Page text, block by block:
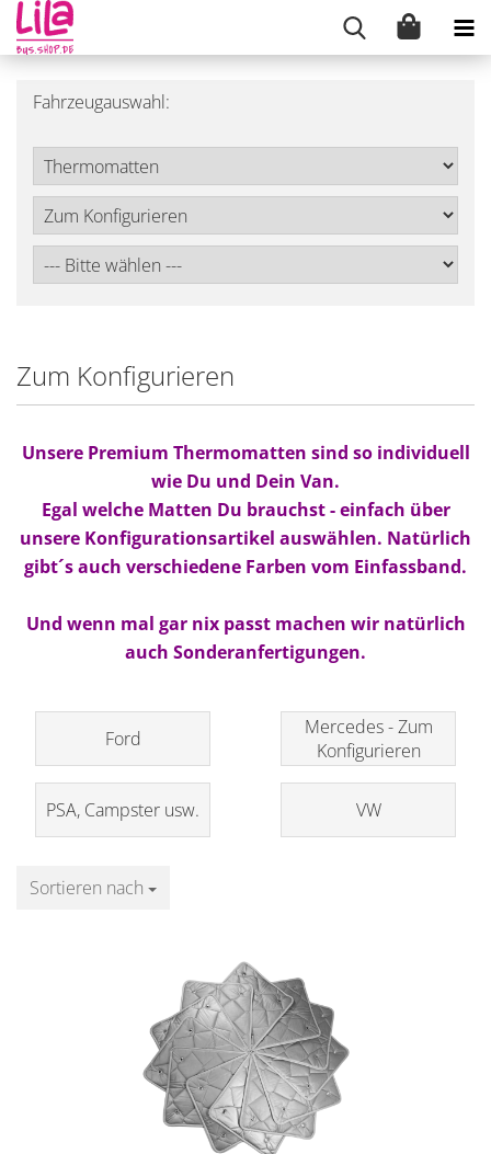
Fahrzeugauswahl:
Zum Konfigurieren
Unsere Premium Thermomatten sind so individuell
wie Du und Dein Van.
Egal welche Matten Du brauchst - einfach über
unsere Konfigurationsartikel auswählen. Natürlich
gibt´s auch verschiedene Farben vom Einfassband.
Und wenn mal gar nix passt machen wir natürlich
auch Sonderanfertigungen.
Ford
Mercedes - Zum
Konfigurieren
PSA, Campster usw. VW
Sortieren nach
Sortieren nach